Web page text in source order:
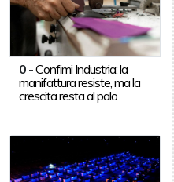
0 -Confimi Industria: la
manifattura resiste, ma la
crescita resta al palo